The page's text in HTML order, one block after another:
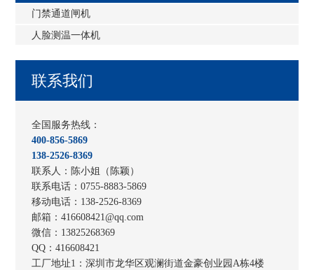
门禁通道闸机
人脸测温一体机
联系我们
全国服务热线：
400-856-5869
138-2526-8369
联系人：陈小姐（陈颖）
联系电话：0755-8883-5869
移动电话：138-2526-8369
邮箱：416608421@qq.com
微信：13825268369
QQ：416608421
工厂地址1： 深圳市龙华区观澜街道金豪创业园A栋4楼